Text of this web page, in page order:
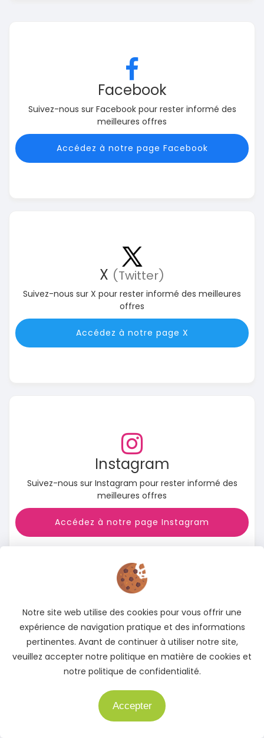
Facebook
Suivez-nous sur Facebook pour rester informé des
meilleures offres
Accédez à notre page Facebook
X (Twitter)
Suivez-nous sur X pour rester informé des meilleures
offres
Accédez à notre page X
Instagram
Suivez-nous sur Instagram pour rester informé des
meilleures offres
Accédez à notre page Instagram
Notre site web utilise des cookies pour vous offrir une
expérience de navigation pratique et des informations
pertinentes. Avant de continuer à utiliser notre site,
veuillez accepter notre politique en matière de cookies et
notre politique de confidentialité.
Accepter